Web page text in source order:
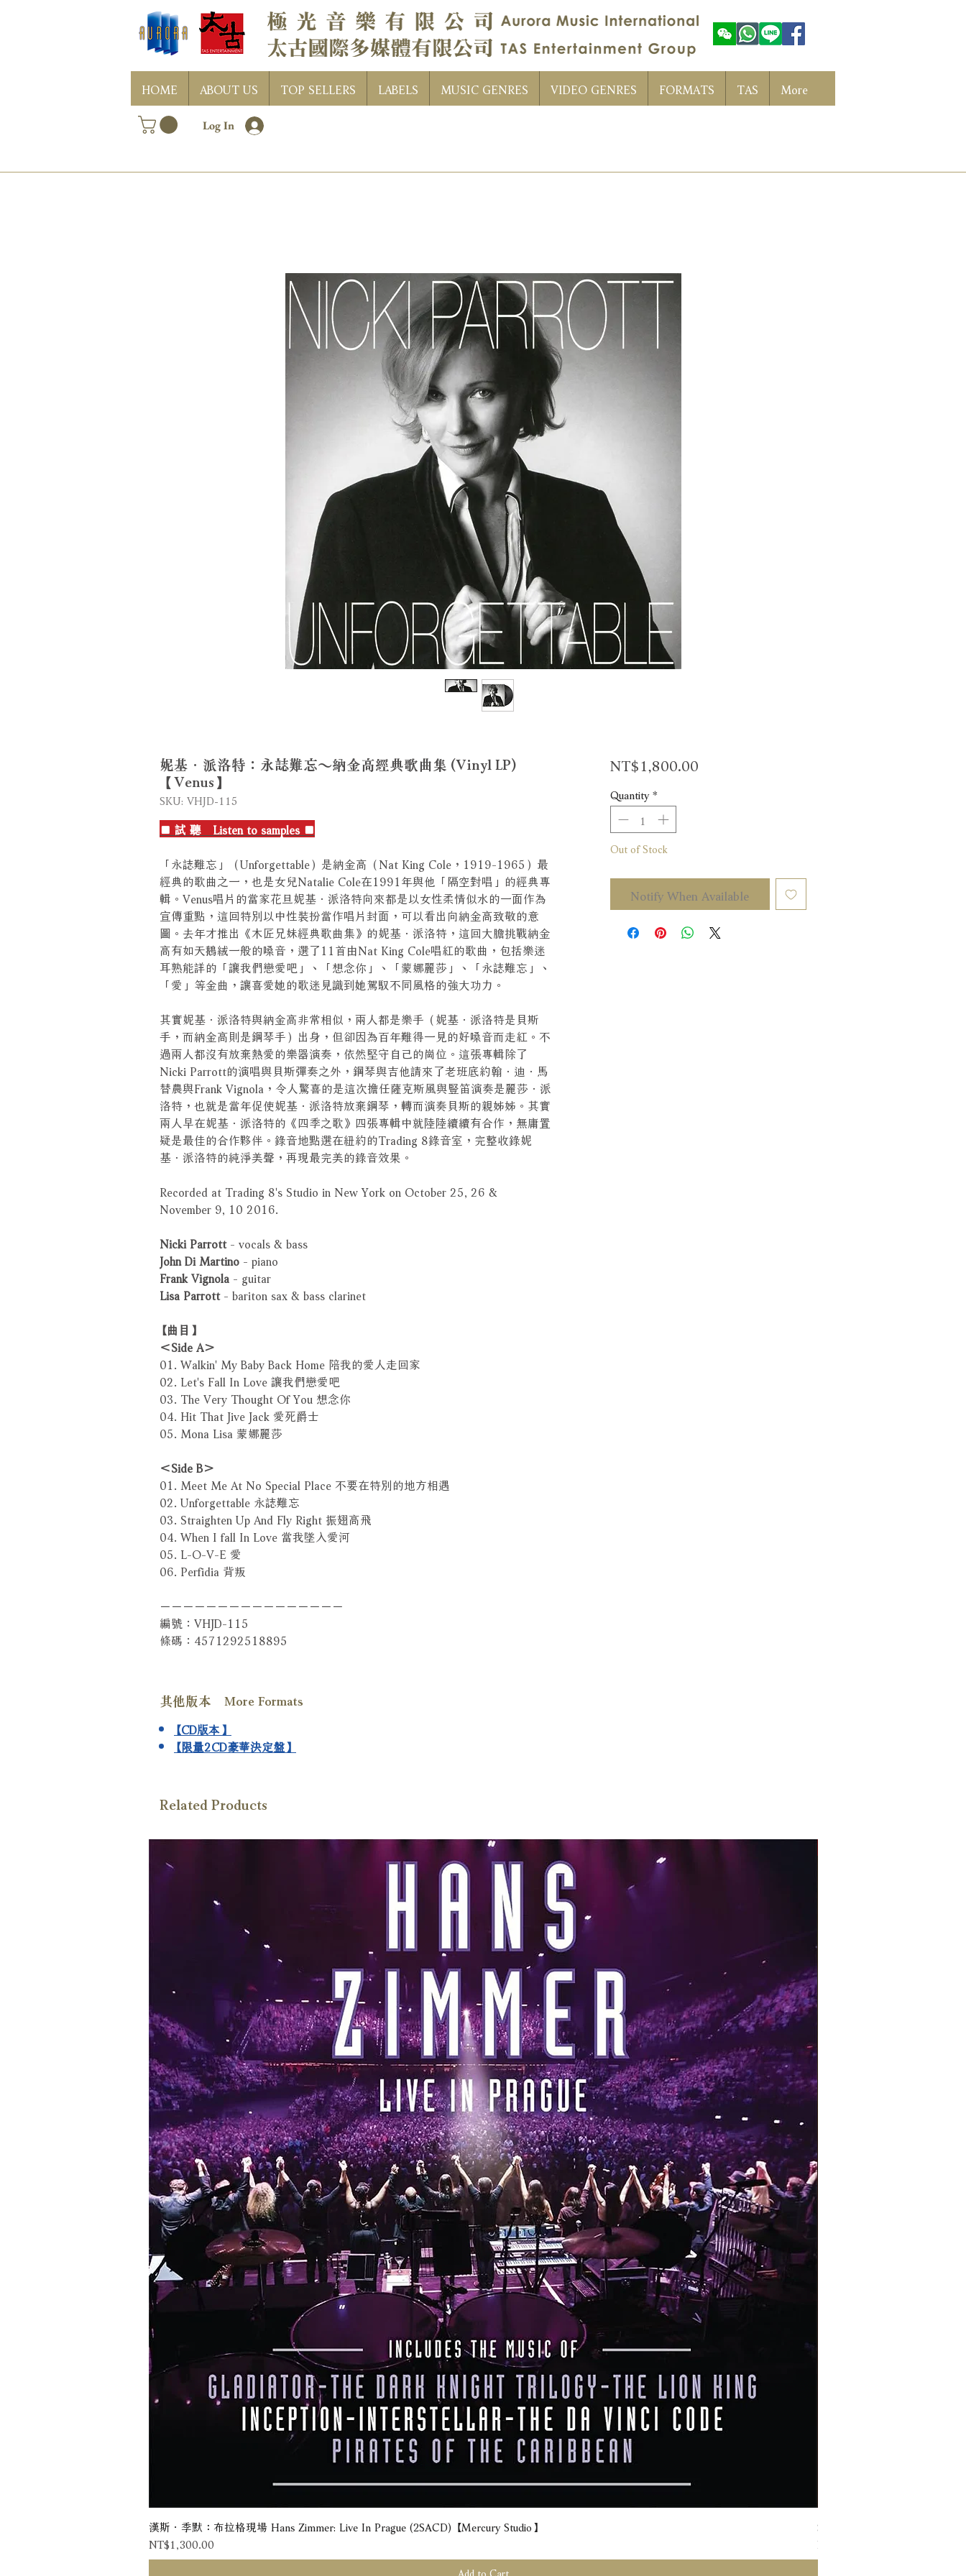
HOME ABOUT US TOP SELLERS LABELS MUSIC GENRES VIDEO GENRES FORMATS TAS More
Log In
妮基．派洛特：永誌難忘～納金高經典歌曲集 (Vinyl LP)
【Venus】
SKU: VHJD-115
■ 試 聽 Listen to samples ■
「永誌難忘」（Unforgettable）是納金高（Nat King Cole，1919-1965）最
經典的歌曲之一，也是女兒Natalie Cole在1991年與他「隔空對唱」的經典專
輯。Venus唱片的當家花旦妮基．派洛特向來都是以女性柔情似水的一面作為
宣傳重點，這回特別以中性裝扮當作唱片封面，可以看出向納金高致敬的意
圖。去年才推出《木匠兄妹經典歌曲集》的妮基．派洛特，這回大膽挑戰納金
高有如天鵝絨一般的嗓音，選了11首由Nat King Cole唱紅的歌曲，包括樂迷
耳熟能詳的「讓我們戀愛吧」、「想念你」、「蒙娜麗莎」、「永誌難忘」、
「愛」等金曲，讓喜愛她的歌迷見識到她駕馭不同風格的強大功力。
其實妮基．派洛特與納金高非常相似，兩人都是樂手（妮基．派洛特是貝斯
手，而納金高則是鋼琴手）出身，但卻因為百年難得一見的好嗓音而走紅。不
過兩人都沒有放棄熱愛的樂器演奏，依然堅守自己的崗位。這張專輯除了
Nicki Parrott的演唱與貝斯彈奏之外，鋼琴與吉他請來了老班底約翰．迪．馬
替農與Frank Vignola，令人驚喜的是這次擔任薩克斯風與豎笛演奏是麗莎．派
洛特，也就是當年促使妮基．派洛特放棄鋼琴，轉而演奏貝斯的親姊姊。其實
兩人早在妮基．派洛特的《四季之歌》四張專輯中就陸陸續續有合作，無庸置
疑是最佳的合作夥伴。錄音地點選在紐約的Trading 8錄音室，完整收錄妮
基．派洛特的純淨美聲，再現最完美的錄音效果。
Recorded at Trading 8's Studio in New York on October 25, 26 &
November 9, 10 2016.
Nicki Parrott- vocals & bass
John Di Martino - piano
Frank Vignola - guitar
Lisa Parrott- bariton sax & bass clarinet
【曲目】
＜Side A＞
01. Walkin' My Baby Back Home 陪我的愛人走回家
02. Let's Fall In Love 讓我們戀愛吧
03. The Very Thought Of You 想念你
04. Hit That Jive Jack 愛死爵士
05. Mona Lisa 蒙娜麗莎
＜Side B＞
01. Meet Me At No Special Place 不要在特別的地方相遇
02. Unforgettable 永誌難忘
03. Straighten Up And Fly Right 振翅高飛
04. When I fall In Love 當我墜入愛河
05. L-O-V-E 愛
06. Perfidia 背叛
－－－－－－－－－－－－－－－－
編號：VHJD-115
條碼：4571292518895
其他版本 More Formats
【CD版本】
【限量2CD豪華決定盤】
NT$1,800.00Price
Quantity *
Out of Stock
Notify When Available
Related Products
Quick View
漢斯．季默：布拉格現場 Hans Zimmer: Live In Prague (2SACD) 【Mercury Studio】
Price
NT$1,300.00
Add to Cart
Susan Wong：靠近你（25週
Price
NT$950.00